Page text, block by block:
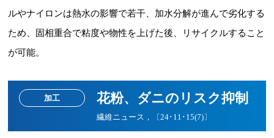
ルやナイロンは熱水の影響で若干、加水分解が進んで劣化する
ため、固相重合で粘度や物性を上げた後、リサイクルすること
が可能。
加工 花粉、ダニのリスク抑制
繊維ニュース，〔24･11･15(7)〕